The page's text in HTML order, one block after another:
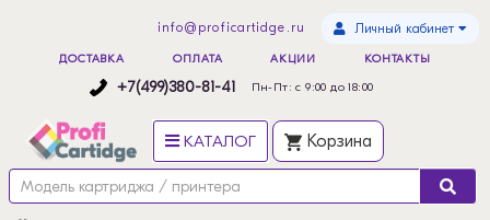
info@proficartidge.ru Личный кабинет
ДОСТАВКА ОПЛАТА АКЦИИ КОНТАКТЫ
+7(499)380-81-41 Пн-Пт: с 9:00 до 18:00
КАТАЛОГ Корзина